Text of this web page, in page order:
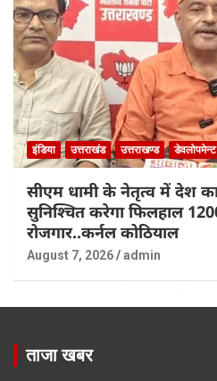
इंडिया उत्तराखंड उत्तराखण्ड डेवलोपमेन्ट
सीएम धामी के नेतृत्व में देश का
सुनिश्चित करेगा फिलहाल
रोजगार..कर्नल कोठियाल
August 7, 2026 admin
ताजा खबर